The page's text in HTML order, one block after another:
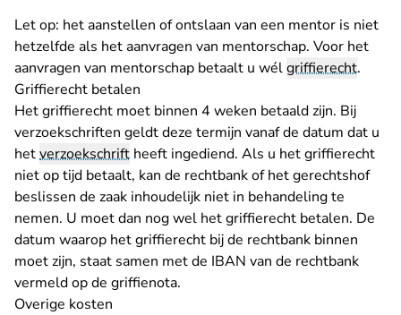
Let op: het aanstellen of ontslaan van een mentor is niet
hetzelfde als het aanvragen van mentorschap. Voor het
aanvragen van mentorschap betaalt u wélgriffierecht.
Griffierecht betalen
Het griffierecht moet binnen 4 weken betaald zijn. Bij
verzoekschriften geldt deze termijn vanaf de datum dat u
hetverzoekschrift heeft ingediend. Als u het griffierecht
niet op tijd betaalt, kan de rechtbank of het gerechtshof
beslissen de zaak inhoudelijk niet in behandeling te
nemen. U moet dan nog wel het griffierecht betalen. De
datum waarop het griffierecht bij de rechtbank binnen
moet zijn, staat samen met de IBAN van de rechtbank
vermeld op de griffienota.
Overige kosten